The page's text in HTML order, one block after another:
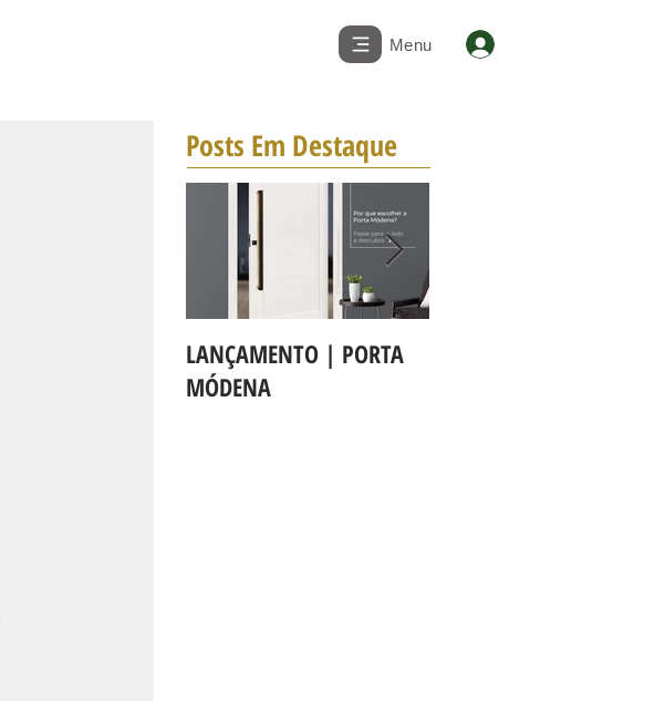
Menu
Posts Em Destaque
LANÇAMENTO | PORTA
MÓDENA